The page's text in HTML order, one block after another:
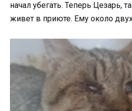
начал убегать. Теперь Цезарь,
живет в приюте. Ему около